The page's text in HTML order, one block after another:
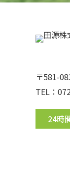
〒581-
TEL：
24時